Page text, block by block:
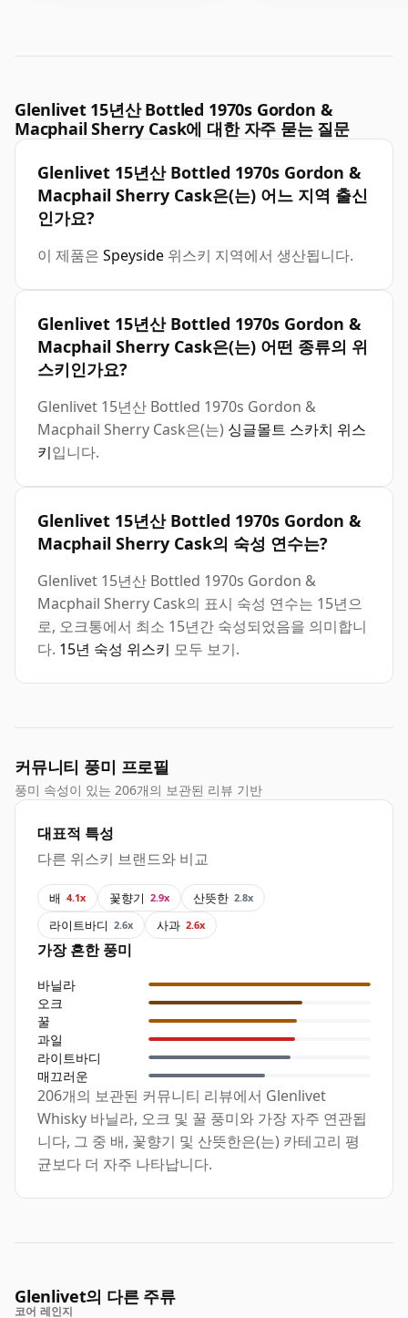
Glenlivet 15년산 Bottled 1970s Gordon &
Macphail Sherry Cask에 대한 자주 묻는 질문
Glenlivet 15년산 Bottled 1970s Gordon &
Macphail Sherry Cask은(는) 어느 지역 출신
인가요?
이 제품은 Speyside 위스키 지역에서 생산됩니다.
Glenlivet 15년산 Bottled 1970s Gordon &
Macphail Sherry Cask은(는) 어떤 종류의 위
스키인가요?
Glenlivet 15년산 Bottled 1970s Gordon &
Macphail Sherry Cask은(는) 싱글몰트 스카치 위스
키입니다.
Glenlivet 15년산 Bottled 1970s Gordon &
Macphail Sherry Cask의 숙성 연수는?
Glenlivet 15년산 Bottled 1970s Gordon &
Macphail Sherry Cask의 표시 숙성 연수는 15년으
로, 오크통에서 최소 15년간 숙성되었음을 의미합니
다. 15년 숙성 위스키 모두 보기.
커뮤니티 풍미 프로필
풍미 속성이 있는 206개의 보관된 리뷰 기반
대표적 특성
다른 위스키 브랜드와 비교
배 4.1x 꽃향기 2.9x 산뜻한 2.8x
라이트바디 2.6x 사과 2.6x
가장 흔한 풍미
바닐라
오크
꿀
과일
라이트바디
매끄러운
206개의 보관된 커뮤니티 리뷰에서 Glenlivet
Whisky 바닐라, 오크 및 꿀 풍미와 가장 자주 연관됩
니다, 그 중 배, 꽃향기 및 산뜻한은(는) 카테고리 평
균보다 더 자주 나타납니다.
Glenlivet의 다른 주류
코어 레인지